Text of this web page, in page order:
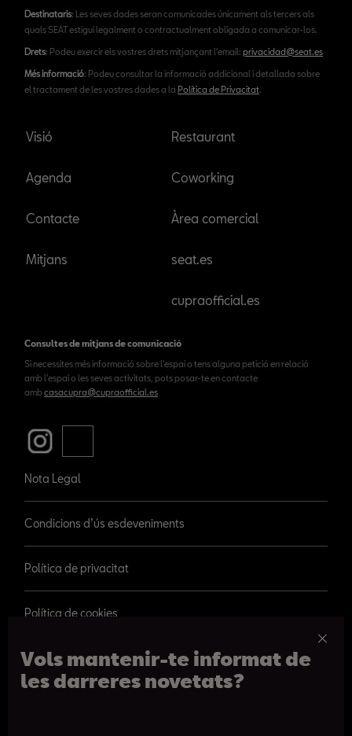
Vols mantenir-te informat de
les darreres novetats?
Destinataris: Les seves dades seran comunicades únicament als tercers als
quals SEAT estigui legalment o contractualment obligada a comunicar-los.
Drets: Podeu exercir els vostres drets mitjançant l'email: privacidad@seat.es
Més informació: Podeu consultar la informació addicional i detallada sobre
el tractament de les vostres dades a la Política de Privacitat.
Visió
Agenda
Contacte
Mitjans
Restaurant
Coworking
Àrea comercial
seat.es
cupraofficial.es
Consultes de mitjans de comunicació
Si necessites més informació sobre l'espai o tens alguna petició en relació
amb l'espai o les seves activitats, pots posar-te en contacte
amb casacupra@cupraofficial.es
Nota Legal
Condicions d’ús esdeveniments
Política de privacitat
Política de cookies